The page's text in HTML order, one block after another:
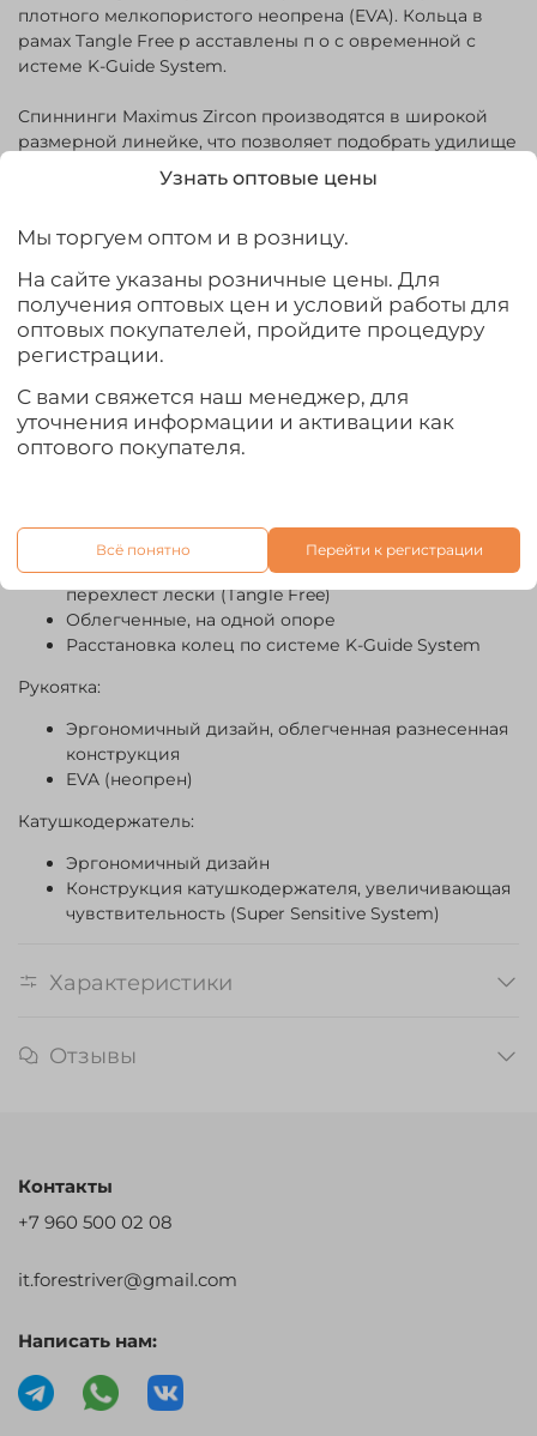
плотного мелкопористого неопрена (EVA). Кольца в
рамах Tangle Free р асставлены п о с овременной с
истеме K-Guide System.
Спиннинги Maximus Zircon производятся в широкой
размерной линейке, что позволяет подобрать удилище
практически под любые условия лова. Благодаря
великолепной балансировке модель кажется очень
и легко справляется с вываживанием крупной рыбы.
Бланк:
Материал - графит IMF
Строй - быстрый (Fast Action)
Конструкция - штекерная
Пропускные кольца:
перехлест лески (Antitwisting Tip)
Конструкция рамы колец, предотвращающая
перехлест лески (Tangle Free)
Облегченные, на одной опоре
Расстановка колец по системе K-Guide System
Рукоятка:
Эргономичный дизайн, облегченная разнесенная
конструкция
EVA (неопрен)
Катушкодержатель:
Эргономичный дизайн
Конструкция катушкодержателя, увеличивающая
чувствительность (Super Sensitive System)
Характеристики
Отзывы
Контакты
+7 960 500 02 08
it.forestriver@gmail.com
Написать нам:
Узнать оптовые цены
Мы торгуем оптом и в розницу.
На сайте указаны розничные цены. Для
получения оптовых цен и условий работы для
оптовых покупателей, пройдите процедуру
регистрации.
С вами свяжется наш менеджер, для
уточнения информации и активации как
оптового покупателя.
Всё понятно Перейти к регистрации